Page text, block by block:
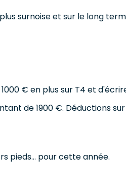
surnoise et sur le long
€ en plus sur T4 et
de 1900 €. Déductions
pieds... pour cette année.